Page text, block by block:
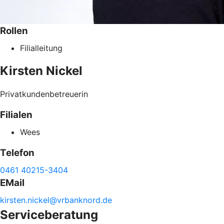
Rollen
Filialleitung
Kirsten Nickel
Privatkundenbetreuerin
Filialen
Wees
Telefon
0461 40215-3404
EMail
kirsten.nickel@vrbanknord.de
Serviceberatung